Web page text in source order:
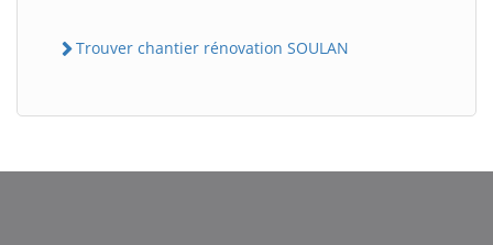
Trouver chantier rénovation SOULAN
BatiWebPro